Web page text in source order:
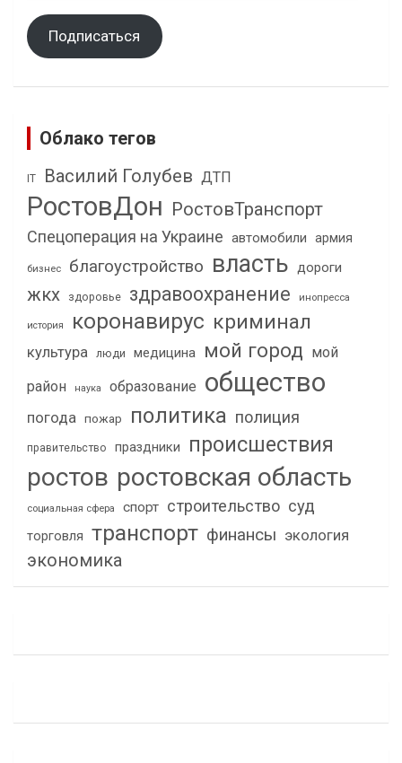
Подписаться
Облако тегов
IT Василий Голубев ДТП
РостовДон РостовТранспорт
Спецоперация на Украине автомобили армия
бизнес благоустройство власть дороги
жкх здоровье здравоохранение инопресса
история коронавирус криминал
культура люди медицина мой город мой
район
наука образование общество
погода пожар политика полиция
правительство праздники происшествия
ростов ростовская область
социальная сфера спорт строительство суд
торговля транспорт финансы экология
экономика